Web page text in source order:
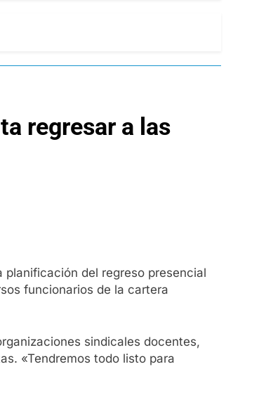
regresar a las
planificación del regreso presencial
funcionarios de la cartera
sindicales docentes,
«Tendremos todo listo para